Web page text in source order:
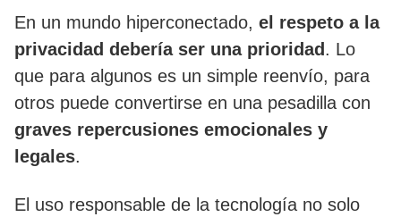
En un mundo hiperconectado, el respeto a la
privacidad debería ser una prioridad . Lo
que para algunos es un simple reenvío, para
otros puede convertirse en una pesadilla con
graves repercusiones emocionales y
legales.
El uso responsable de la tecnología no solo